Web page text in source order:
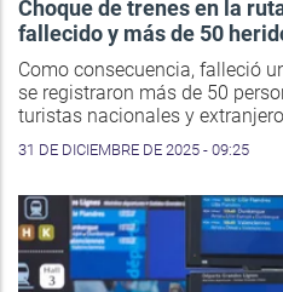
Choque de trenes en la
fallecido y más de 50
Como consecuencia, falleció
se registraron más de 50
turistas nacionales y
31 DE DICIEMBRE DE 2025 - 09:25